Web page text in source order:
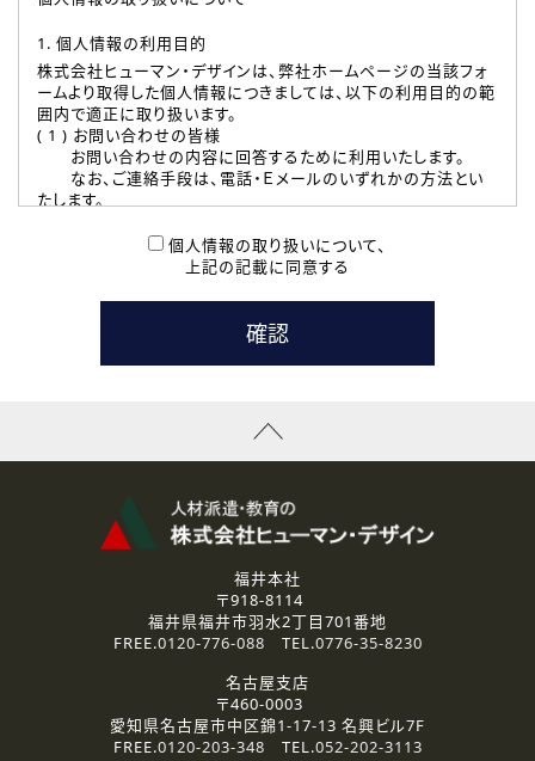
1. 個人情報の利用目的
株式会社ヒューマン・デザインは、弊社ホームページの当該フォ
ームより取得した個人情報につきましては、以下の利用目的の範
囲内で適正に取り扱います。
( 1 ) お問い合わせの皆様
お問い合わせの内容に回答するために利用いたします。
なお、ご連絡手段は、電話・Ｅメールのいずれかの方法とい
たします。
本登録に関するご連絡および本登録時の参考情報として利
たします。
( 3 ) スタッフ派遣を検討されている企業の皆様
お問い合わせの内容に回答するために利用いたします。
なお、ご連絡手段は、電話・Ｅメールのいずれかの方法とい
資料送付、受講相談に関するご連絡のために利用いたしま
その他、お問い合わせの内容に回答するために利用いたし
なお、ご連絡手段は、電話・Ｅメールのいずれかの方法とい
2.個人情報の第三者提供
ご提供いただいた個人情報は、法令等の規定に従う場合を除き、
3.個人情報の取り扱いの委託
弊社の定める個人情報保護の評価基準を満たした委託先に、個
人情報を委託する場合があります。
個人情報の取り扱いについて、
上記の記載に同意する
福井本社
〒918-8114
福井県福井市羽水2丁目701番地
FREE.0120-776-088 TEL.0776-35-8230
名古屋支店
〒460-0003
愛知県名古屋市中区錦1-17-13 名興ビル7F
FREE.0120-203-348 TEL.052-202-3113